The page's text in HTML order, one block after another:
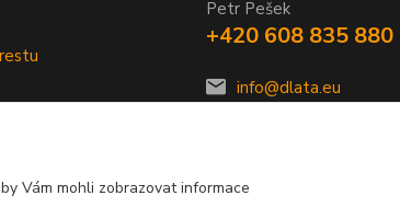
Petr Pešek
+420 608 835 880
info@dlata.eu
Vám mohli zobrazovat informace